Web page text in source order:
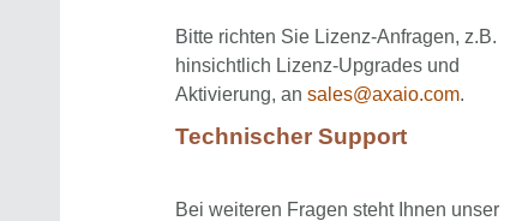
Bitte richten Sie Lizenz-Anfragen, z.B.
hinsichtlich Lizenz-Upgrades und
Aktivierung, an sales@axaio.com.
Technischer Support
Bei weiteren Fragen steht Ihnen unser